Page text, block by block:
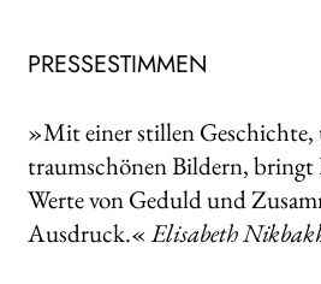
PRESSESTIMMEN
»Mit einer stillen
traumschönen Bildern, bringt
Werte von Geduld und
Ausdruck.«Elisabeth